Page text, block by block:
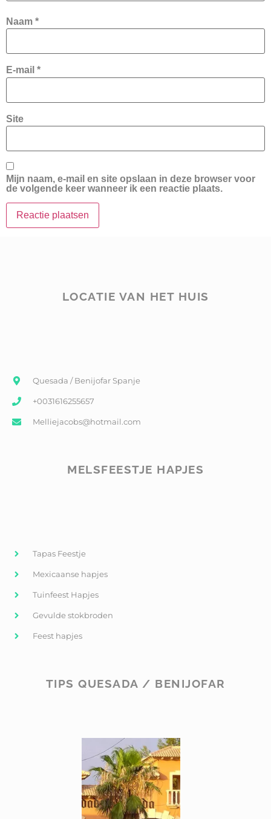
Naam *
E-mail *
Site
Mijn naam, e-mail en site opslaan in deze browser voor
de volgende keer wanneer ik een reactie plaats.
LOCATIE VAN HET HUIS
Quesada / Benijofar Spanje
+0031616255657
Melliejacobs@hotmail.com
MELSFEESTJE HAPJES
Tapas Feestje
Mexicaanse hapjes
Tuinfeest Hapjes
Gevulde stokbroden
Feest hapjes
TIPS QUESADA / BENIJOFAR